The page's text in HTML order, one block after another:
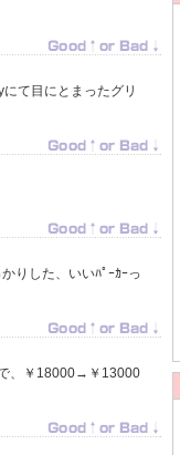
て目にとまったグリ
りした、いいﾊﾟｰｶｰっ
、￥18000→￥13000